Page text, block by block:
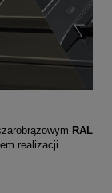
RAL
realizacji.